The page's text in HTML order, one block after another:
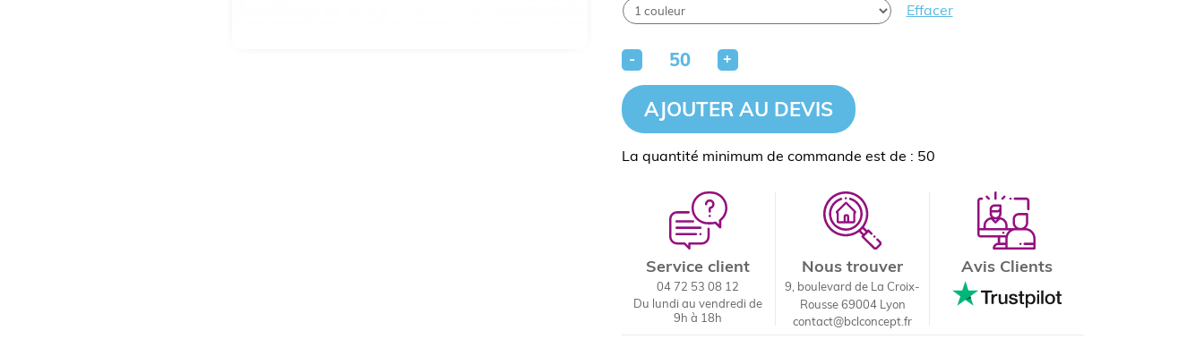
Effacer
- +
AJOUTER AU DEVIS
La quantité minimum de commande est de : 50
Service client
04 72 53 08 12
Du lundi au vendredi de
9h à 18h
Nous trouver
9, boulevard de La Croix-
Rousse 69004 Lyon
contact@bclconcept.fr
Avis Clients